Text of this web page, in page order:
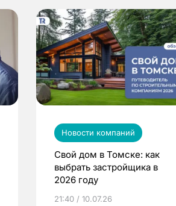
Новости компаний
Свой дом в Томске: как
выбрать застройщика в
2026 году
21:40 / 10.07.26